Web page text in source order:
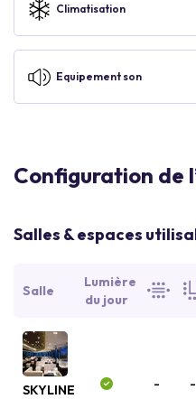
Climatisation
Equipement son
Configuration de
Salles & espaces
Salle
Lumière
du jour
SKYLINE
- -